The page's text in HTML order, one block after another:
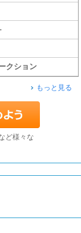
クション
もっと見る
ど様々な